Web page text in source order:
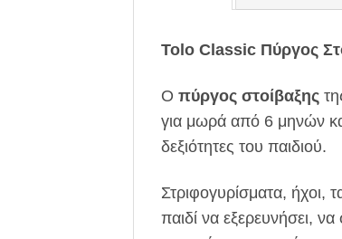
Tolo Classic Πύργος
Ο πύργος στοίβαξης
για μωρά από 6 μηνών και
δεξιότητες του παιδιού.
Στριφογυρίσματα, ήχοι,
παιδί να εξερευνήσει, να